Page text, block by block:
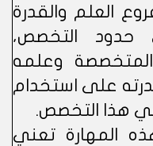
العلم والقدرة
حدود التخصص،
المتخصصة وعلمه
على استخدام
في هذا التخصص.
المهارة تعني